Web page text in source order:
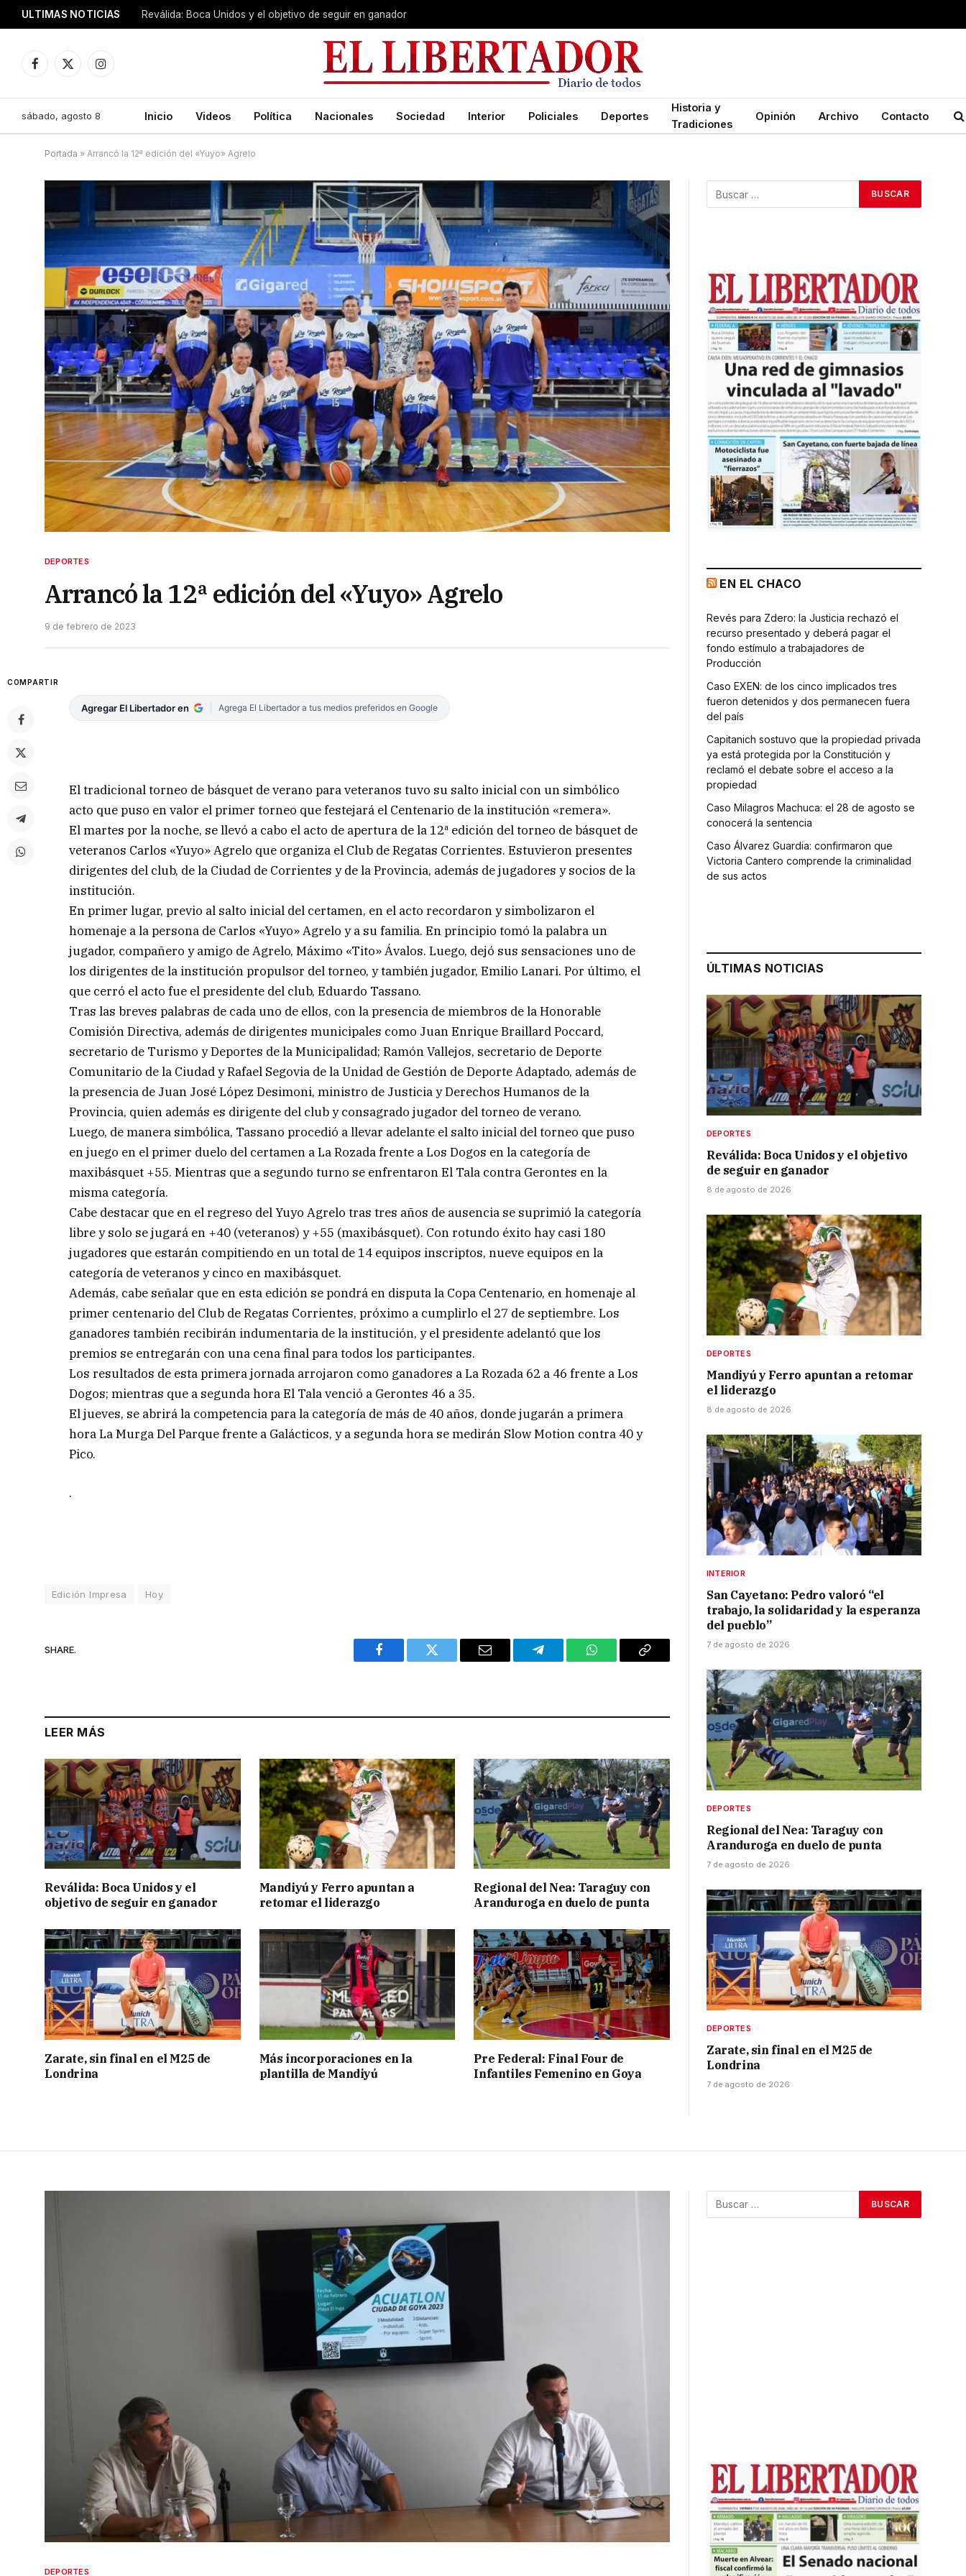
ULTIMAS NOTICIAS Reválida: Boca Unidos y el objetivo de seguir en ganador
Facebook
X
Instagram
sábado, agosto 8 Inicio Videos Política Nacionales Sociedad Interior Policiales Deportes
Historia y
Tradiciones
Opinión Archivo Contacto
Portada » Arrancó la 12ª edición del «Yuyo» Agrelo
DEPORTES
Arrancó la 12ª edición del «Yuyo» Agrelo
9 de febrero de 2023
COMPARTIR
Agregar El Libertador en Agrega El Libertador a tus medios preferidos en Google
El tradicional torneo de básquet de verano para veteranos tuvo su salto inicial con un simbólico
acto que puso en valor el primer torneo que festejará el Centenario de la institución «remera».
El martes por la noche, se llevó a cabo el acto de apertura de la 12ª edición del torneo de básquet de
veteranos Carlos «Yuyo» Agrelo que organiza el Club de Regatas Corrientes. Estuvieron presentes
dirigentes del club, de la Ciudad de Corrientes y de la Provincia, además de jugadores y socios de la
institución.
En primer lugar, previo al salto inicial del certamen, en el acto recordaron y simbolizaron el
homenaje a la persona de Carlos «Yuyo» Agrelo y a su familia. En principio tomó la palabra un
jugador, compañero y amigo de Agrelo, Máximo «Tito» Ávalos. Luego, dejó sus sensaciones uno de
los dirigentes de la institución propulsor del torneo, y también jugador, Emilio Lanari. Por último, el
que cerró el acto fue el presidente del club, Eduardo Tassano.
Tras las breves palabras de cada uno de ellos, con la presencia de miembros de la Honorable
Comisión Directiva, además de dirigentes municipales como Juan Enrique Braillard Poccard,
secretario de Turismo y Deportes de la Municipalidad; Ramón Vallejos, secretario de Deporte
Comunitario de la Ciudad y Rafael Segovia de la Unidad de Gestión de Deporte Adaptado, además de
la presencia de Juan José López Desimoni, ministro de Justicia y Derechos Humanos de la
Provincia, quien además es dirigente del club y consagrado jugador del torneo de verano.
Luego, de manera simbólica, Tassano procedió a llevar adelante el salto inicial del torneo que puso
en juego en el primer duelo del certamen a La Rozada frente a Los Dogos en la categoría de
maxibásquet +55. Mientras que a segundo turno se enfrentaron El Tala contra Gerontes en la
misma categoría.
Cabe destacar que en el regreso del Yuyo Agrelo tras tres años de ausencia se suprimió la categoría
libre y solo se jugará en +40 (veteranos) y +55 (maxibásquet). Con rotundo éxito hay casi 180
jugadores que estarán compitiendo en un total de 14 equipos inscriptos, nueve equipos en la
categoría de veteranos y cinco en maxibásquet.
Además, cabe señalar que en esta edición se pondrá en disputa la Copa Centenario, en homenaje al
primer centenario del Club de Regatas Corrientes, próximo a cumplirlo el 27 de septiembre. Los
ganadores también recibirán indumentaria de la institución, y el presidente adelantó que los
premios se entregarán con una cena final para todos los participantes.
Los resultados de esta primera jornada arrojaron como ganadores a La Rozada 62 a 46 frente a Los
Dogos; mientras que a segunda hora El Tala venció a Gerontes 46 a 35.
El jueves, se abrirá la competencia para la categoría de más de 40 años, donde jugarán a primera
hora La Murga Del Parque frente a Galácticos, y a segunda hora se medirán Slow Motion contra 40 y
Pico.
.
Edición Impresa Hoy
SHARE.
Facebook Twitter Email Telegram WhatsAppCopy
LEER MÁS
Reválida: Boca Unidos y el
objetivo de seguir en ganador
Mandiyú y Ferro apuntan a
retomar el liderazgo
Regional del Nea: Taraguy con
Aranduroga en duelo de punta
Zarate, sin final en el M25 de
Londrina
Más incorporaciones en la
plantilla de Mandiyú
Pre Federal: Final Four de
Infantiles Femenino en Goya
EN EL CHACO
Revés para Zdero: la Justicia rechazó el
recurso presentado y deberá pagar el
fondo estímulo a trabajadores de
Producción
Caso EXEN: de los cinco implicados tres
fueron detenidos y dos permanecen fuera
del país
Capitanich sostuvo que la propiedad privada
ya está protegida por la Constitución y
reclamó el debate sobre el acceso a la
propiedad
Caso Milagros Machuca: el 28 de agosto se
conocerá la sentencia
Caso Álvarez Guardia: confirmaron que
Victoria Cantero comprende la criminalidad
de sus actos
ÚLTIMAS NOTICIAS
DEPORTES
Reválida: Boca Unidos y el objetivo
de seguir en ganador
8 de agosto de 2026
DEPORTES
Mandiyú y Ferro apuntan a retomar
el liderazgo
8 de agosto de 2026
INTERIOR
San Cayetano: Pedro valoró “el
trabajo, la solidaridad y la esperanza
del pueblo”
7 de agosto de 2026
DEPORTES
Regional del Nea: Taraguy con
Aranduroga en duelo de punta
7 de agosto de 2026
DEPORTES
Zarate, sin final en el M25 de
Londrina
7 de agosto de 2026
DEPORTES